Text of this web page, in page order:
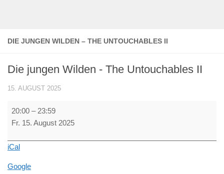
DIE JUNGEN WILDEN – THE UNTOUCHABLES II
Die jungen Wilden - The Untouchables II
15. AUGUST 2025
Die
jungen
-
Untouchables
20:00 – 23:59
Fr. 15. August 2025
iCal
Google